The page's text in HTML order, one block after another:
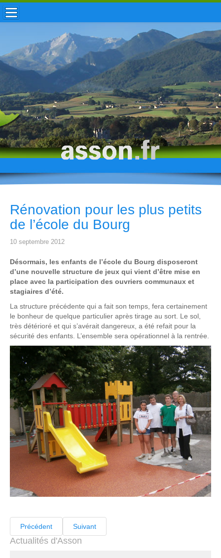
ACCUEIL / INFOS
MUNICIPALITÉ
VIE LOCALE
ENFANCE
TOURISME
HISTOIRE
Rénovation pour les plus petits
de l’école du Bourg
10 septembre 2012
Désormais, les enfants de l’école du Bourg disposeront
d’une nouvelle structure de jeux qui vient d’être mise en
place avec la participation des ouvriers communaux et
stagiaires d’été.
La structure précédente qui a fait son temps, fera certainement
le bonheur de quelque particulier après tirage au sort. Le sol,
très détérioré et qui s’avérait dangereux, a été refait pour la
sécurité des enfants. L’ensemble sera opérationnel à la rentrée.
Précédent Suivant
Actualités d'Asson